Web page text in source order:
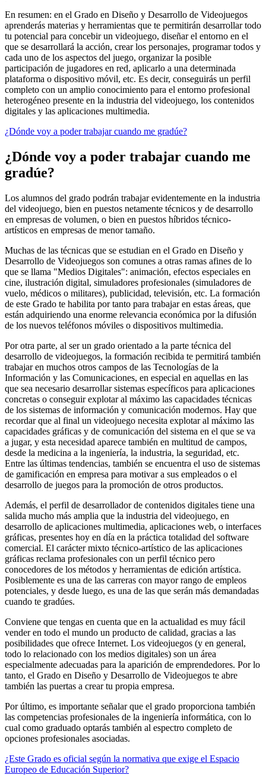
En resumen: en el Grado en Diseño y Desarrollo de Videojuegos
aprenderás materias y herramientas que te permitirán desarrollar todo
tu potencial para concebir un videojuego, diseñar el entorno en el
que se desarrollará la acción, crear los personajes, programar todos y
cada uno de los aspectos del juego, organizar la posible
participación de jugadores en red, aplicarlo a una determinada
plataforma o dispositivo móvil, etc. Es decir, conseguirás un perfil
completo con un amplio conocimiento para el entorno profesional
heterogéneo presente en la industria del videojuego, los contenidos
digitales y las aplicaciones multimedia.
¿Dónde voy a poder trabajar cuando me gradúe?
¿Dónde voy a poder trabajar cuando me
gradúe?
Los alumnos del grado podrán trabajar evidentemente en la industria
del videojuego, bien en puestos netamente técnicos y de desarrollo
en empresas de volumen, o bien en puestos híbridos técnico-
artísticos en empresas de menor tamaño.
Muchas de las técnicas que se estudian en el Grado en Diseño y
Desarrollo de Videojuegos son comunes a otras ramas afines de lo
que se llama "Medios Digitales": animación, efectos especiales en
cine, ilustración digital, simuladores profesionales (simuladores de
vuelo, médicos o militares), publicidad, televisión, etc. La formación
de este Grado te habilita por tanto para trabajar en estas áreas, que
están adquiriendo una enorme relevancia económica por la difusión
de los nuevos teléfonos móviles o dispositivos multimedia.
Por otra parte, al ser un grado orientado a la parte técnica del
desarrollo de videojuegos, la formación recibida te permitirá también
trabajar en muchos otros campos de las Tecnologías de la
Información y las Comunicaciones, en especial en aquellas en las
que sea necesario desarrollar sistemas específicos para aplicaciones
concretas o conseguir explotar al máximo las capacidades técnicas
de los sistemas de información y comunicación modernos. Hay que
recordar que al final un videojuego necesita explotar al máximo las
capacidades gráficas y de comunicación del sistema en el que se va
a jugar, y esta necesidad aparece también en multitud de campos,
desde la medicina a la ingeniería, la industria, la seguridad, etc.
Entre las últimas tendencias, también se encuentra el uso de sistemas
de gamificación en empresa para motivar a sus empleados o el
desarrollo de juegos para la promoción de otros productos.
Además, el perfil de desarrollador de contenidos digitales tiene una
salida mucho más amplia que la industria del videojuego, en
desarrollo de aplicaciones multimedia, aplicaciones web, o interfaces
gráficas, presentes hoy en día en la práctica totalidad del software
comercial. El carácter mixto técnico-artístico de las aplicaciones
gráficas reclama profesionales con un perfil técnico pero
conocedores de los métodos y herramientas de edición artística.
Posiblemente es una de las carreras con mayor rango de empleos
potenciales, y desde luego, es una de las que serán más demandadas
cuando te gradúes.
Conviene que tengas en cuenta que en la actualidad es muy fácil
vender en todo el mundo un producto de calidad, gracias a las
posibilidades que ofrece Internet. Los videojuegos (y en general,
todo lo relacionado con los medios digitales) son un área
especialmente adecuadas para la aparición de emprendedores. Por lo
tanto, el Grado en Diseño y Desarrollo de Videojuegos te abre
también las puertas a crear tu propia empresa.
Por último, es importante señalar que el grado proporciona también
las competencias profesionales de la ingeniería informática, con lo
cual como graduado optarás también al espectro completo de
opciones profesionales asociadas.
¿Este Grado es oficial según la normativa que exige el Espacio
Europeo de Educación Superior?